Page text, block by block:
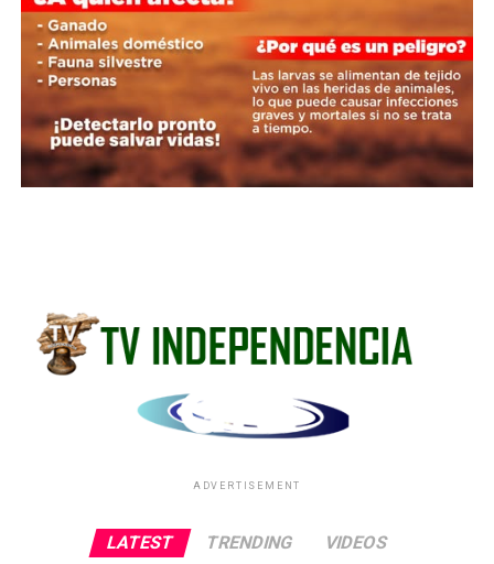
ADVERTISEMENT
LATEST TRENDING VIDEOS